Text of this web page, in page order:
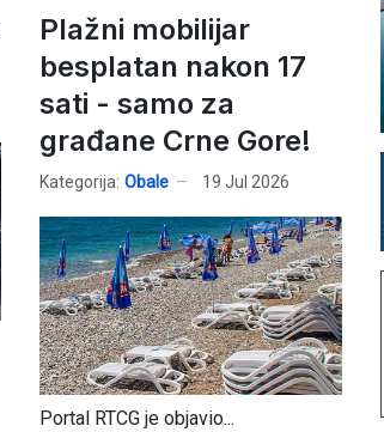
Plažni mobilijar
besplatan nakon 17
sati - samo za
građane Crne Gore!
Kategorija: Obale 19 Jul 2026
Portal RTCG je objavio...